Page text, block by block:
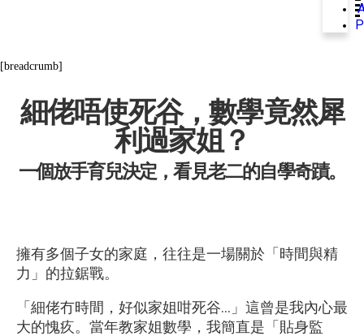
[breadcrumb]
細佬唔使死谷，數學竟然犀
利過家姐？
一個放手育兒決定，看見老二的自學奇蹟。
擁有多個子女的家庭，往往是一場關於「時間與精
力」的拉鋸戰。
「細佬冇時間，好似家姐咁死谷…」這曾是我內心最
大的愧疚。當年教家姐數學，我簡直是「貼身監